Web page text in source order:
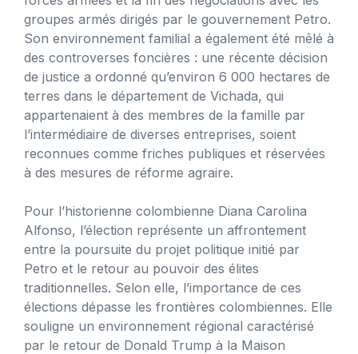
groupes armés dirigés par le gouvernement Petro.
Son environnement familial a également été mêlé à
des controverses foncières : une récente décision
de justice a ordonné qu’environ 6 000 hectares de
terres dans le département de Vichada, qui
appartenaient à des membres de la famille par
l’intermédiaire de diverses entreprises, soient
reconnues comme friches publiques et réservées
à des mesures de réforme agraire.
Pour l’historienne colombienne Diana Carolina
Alfonso, l’élection représente un affrontement
entre la poursuite du projet politique initié par
Petro et le retour au pouvoir des élites
traditionnelles. Selon elle, l’importance de ces
élections dépasse les frontières colombiennes. Elle
souligne un environnement régional caractérisé
par le retour de Donald Trump à la Maison